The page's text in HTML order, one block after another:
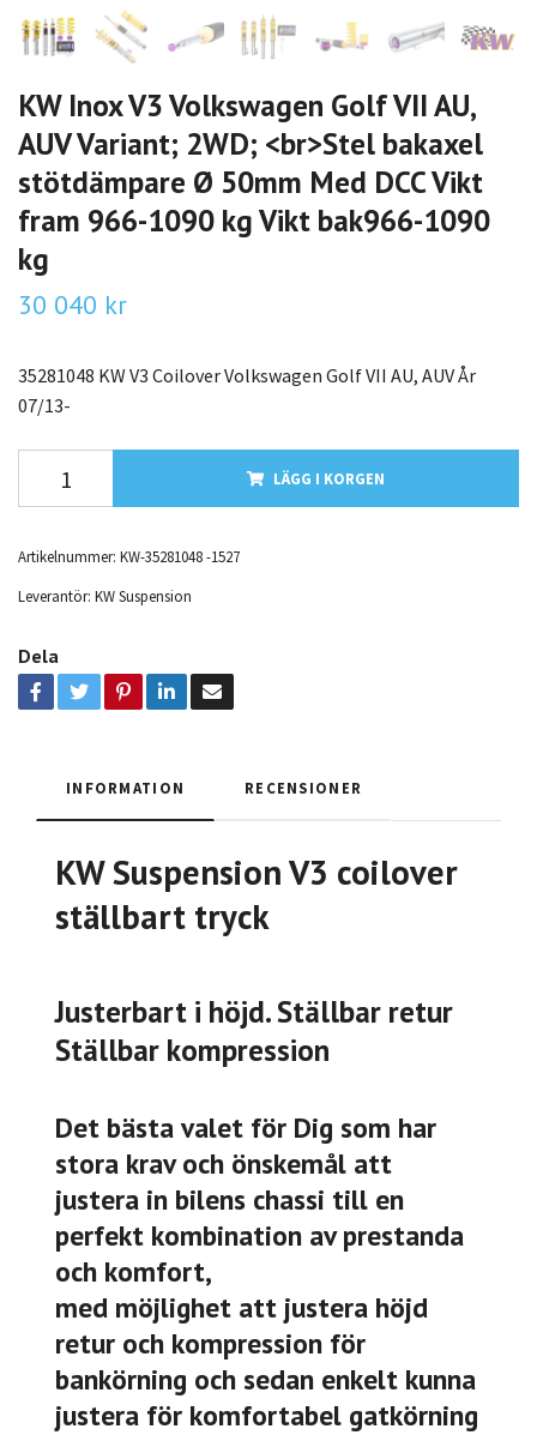
KW Inox V3 Volkswagen Golf VII AU,
AUV Variant; 2WD; <br>Stel bakaxel
stötdämpare Ø 50mm Med DCC Vikt
fram 966-1090 kg Vikt bak966-1090
kg
30 040 kr
35281048 KW V3 Coilover Volkswagen Golf VII AU, AUV År
07/13-
LÄGG I KORGEN
Artikelnummer: KW-35281048 -1527
Leverantör: KW Suspension
Dela
INFORMATION RECENSIONER
KW Suspension V3 coilover
ställbart tryck
Justerbart i höjd. Ställbar retur
Ställbar kompression
Det bästa valet för Dig som har
stora krav och önskemål att
justera in bilens chassi till en
perfekt kombination av prestanda
och komfort,
med möjlighet att justera höjd
retur och kompression för
bankörning och sedan enkelt kunna
justera för komfortabel gatkörning